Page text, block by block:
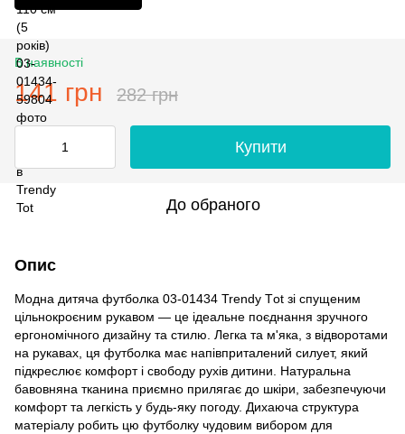
В наявності
141 грн 282 грн
Купити
До обраного
Опис
Модна дитяча футболка 03-01434 Trendy Тot зі спущеним
цільнокроєним рукавом — це ідеальне поєднання зручного
ергономічного дизайну та стилю. Легка та м'яка, з відворотами
на рукавах, ця футболка має напівприталений силует, який
підкреслює комфорт і свободу рухів дитини. Натуральна
бавовняна тканина приємно прилягає до шкіри, забезпечуючи
комфорт та легкість у будь-яку погоду. Дихаюча структура
матеріалу робить цю футболку чудовим вибором для